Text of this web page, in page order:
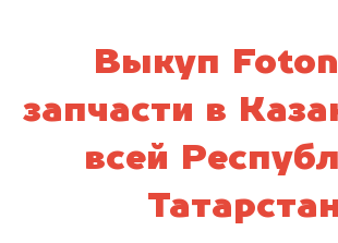
Выкуп
запчасти в
всей